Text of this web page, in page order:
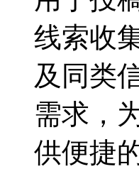
线索收
及同类
需求，
供便捷